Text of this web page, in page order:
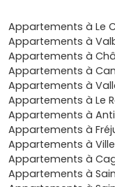
hypercentres.
Cadre de vie
vieux village,
vues dégagées.
souvent
petites
Demande
Antipolis,
familles à la
T2 et T3 bien
Confort et
isolation
Appartements à Le
Appartements à
Appartements à
Appartements à
Appartements à
Appartements à Le
Appartements à
Appartements à
Appartements à
Appartements à
Appartements à